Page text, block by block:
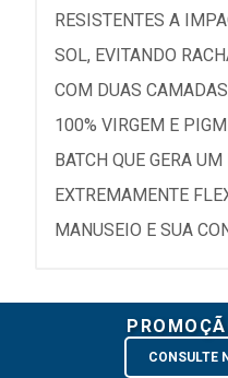
RESISTENTES A
SOL, EVITANDO
COM DUAS
100% VIRGEM E
BATCH QUE GERA
EXTREMAMENTE
MANUSEIO E SUA
CONSULTE